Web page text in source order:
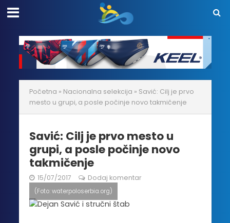
Početna » Nacionalna selekcija » Savić: Cilj je prvo
mesto u grupi, a posle počinje novo takmičenje
Savić: Cilj je prvo mesto u
grupi, a posle počinje novo
takmičenje
15/07/2017 Dodaj komentar
(Foto: waterpoloserbia.org)